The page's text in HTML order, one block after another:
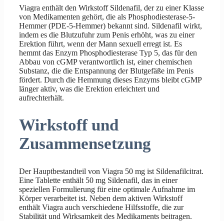
Viagra enthält den Wirkstoff Sildenafil, der zu einer Klasse
von Medikamenten gehört, die als Phosphodiesterase-5-
Hemmer (PDE-5-Hemmer) bekannt sind. Sildenafil wirkt,
indem es die Blutzufuhr zum Penis erhöht, was zu einer
Erektion führt, wenn der Mann sexuell erregt ist. Es
hemmt das Enzym Phosphodiesterase Typ 5, das für den
Abbau von cGMP verantwortlich ist, einer chemischen
Substanz, die die Entspannung der Blutgefäße im Penis
fördert. Durch die Hemmung dieses Enzyms bleibt cGMP
länger aktiv, was die Erektion erleichtert und
aufrechterhält.
Wirkstoff und
Zusammensetzung
Der Hauptbestandteil von Viagra 50 mg ist Sildenafilcitrat.
Eine Tablette enthält 50 mg Sildenafil, das in einer
speziellen Formulierung für eine optimale Aufnahme im
Körper verarbeitet ist. Neben dem aktiven Wirkstoff
enthält Viagra auch verschiedene Hilfsstoffe, die zur
Stabilität und Wirksamkeit des Medikaments beitragen.